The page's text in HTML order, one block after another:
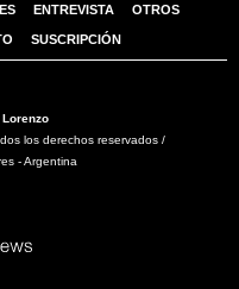
ENTREVISTA OTROS
SUSCRIPCIÓN
los derechos reservados /
- Argentina